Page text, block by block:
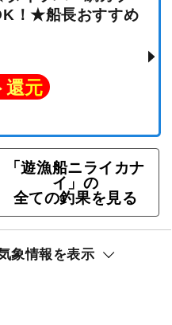
★タイラバ・鯛カブ
OK！★船長おすすめ
ト還元
「遊漁船ニライカナ
イ」の
全ての釣果を見る
象情報を表示